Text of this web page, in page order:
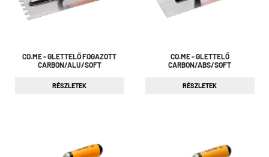
CO.ME - GLETTELŐ FOGAZOTT
CARBON/ALU/SOFT
RÉSZLETEK
CO.ME - GLETTELŐ
CARBON/ABS/SOFT
RÉSZLETEK